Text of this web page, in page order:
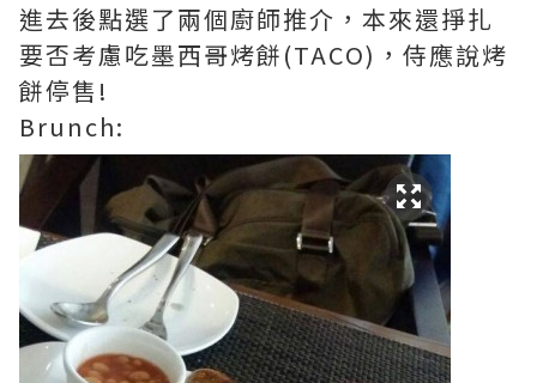
進去後點選了兩個廚師推介，本來還掙扎
要否考慮吃墨西哥烤餅(TACO)，侍應說烤
餅停售!
Brunch: